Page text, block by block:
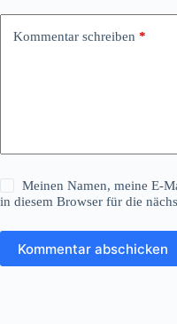
Kommentar schreiben *
Meinen Namen, meine E-
in diesem Browser für die
Kommentar abschicken